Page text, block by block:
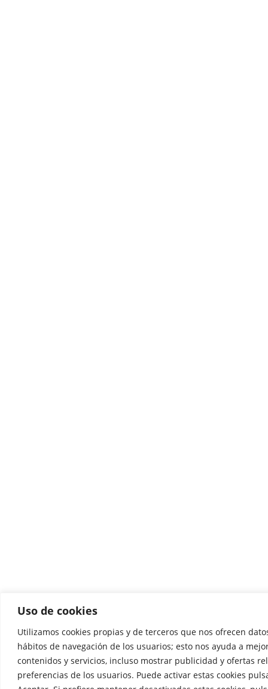
Uso de cookies
Utilizamos cookies propias y de terceros que nos ofrecen
hábitos de navegación de los usuarios; esto nos ayuda a
contenidos y servicios, incluso mostrar publicidad y ofertas
preferencias de los usuarios. Puede activar estas cookies